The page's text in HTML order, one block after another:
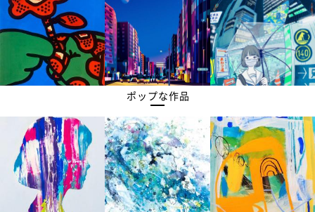
ポップな作品